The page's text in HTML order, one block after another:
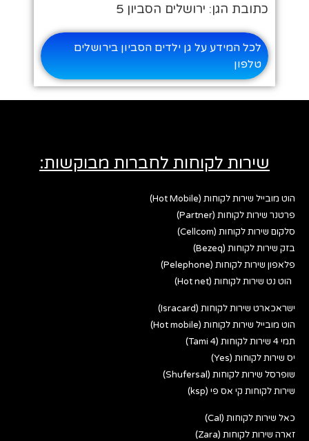
כתובת הגן: ירושלים הסביון 5
לכל המידע על גן ילדים הסביון בירושלים
טלפון
שירות לקוחות לחברות מבוקשות:
הוט מובייל שירות לקוחות (Hot Mobile)
פרטנר שירות לקוחות (Partner)
סלקום שירות לקוחות (Cellcom)
בזק שירות לקוחות (Bezeq)
פלאפון שירות לקוחות (Pelephone)
הוט נט שירות לקוחות (Hot net)
ישראכארט שירות לקוחות (Isracard)
הוט מובייל שירות לקוחות (Hot mobile)
תמי 4 שירות לקוחות (Tami 4)
יס שירות לקוחות (Yes)
שופרסל שירות לקוחות (Shufersal)
שירות לקוחות קי אס פי (ksp)
כאל שירות לקוחות (Cal)
זארה שירות לקוחות (Zara)